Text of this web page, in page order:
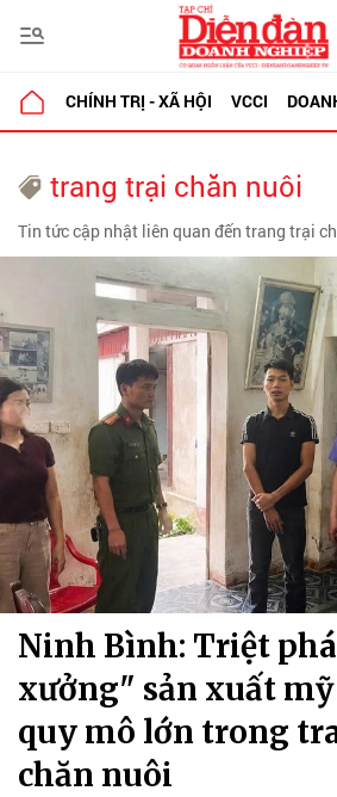
CHÍNH TRỊ - XÃ HỘI VCCI
trang trại chăn nuôi
Tin tức cập nhật liên quan đến trang trại
Ninh Bình: Triệt
xưởng" sản xuất
quy mô lớn trong
chăn nuôi